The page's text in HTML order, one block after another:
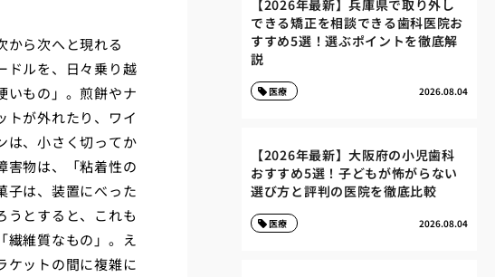
から次へと現れる
ドルを、日々乗り越
いもの」。煎餅やナ
トが外れたり、ワイ
は、小さく切ってか
害物は、「粘着性の
子は、装置にべった
うとすると、これも
繊維質なもの」。え
ケットの間に複雑に
【2026年最新】兵庫県で取り外し
できる矯正を相談できる歯科医院お
すすめ5選！選ぶポイントを徹底解
説
2026.08.04
医療
【2026年最新】大阪府の小児歯科
おすすめ5選！子どもが怖がらない
選び方と評判の医院を徹底比較
2026.08.04
医療